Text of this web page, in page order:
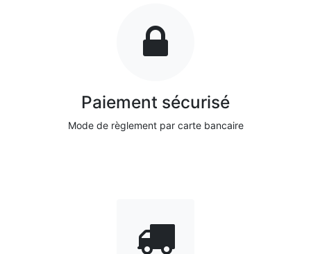
Paiement sécurisé
Mode de règlement par carte bancaire